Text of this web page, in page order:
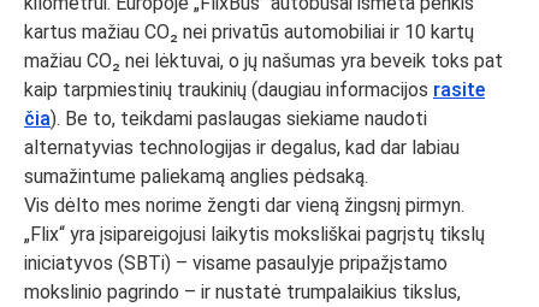
kartus mažiau CO₂ nei privatūs automobiliai ir 10 kartų
mažiau CO₂ nei lėktuvai, o jų našumas yra beveik toks pat
kaip tarpmiestinių traukinių (daugiau informacijos rasite
čia). Be to, teikdami paslaugas siekiame naudoti
alternatyvias technologijas ir degalus, kad dar labiau
sumažintume paliekamą anglies pėdsaką.
Vis dėlto mes norime žengti dar vieną žingsnį pirmyn.
„Flix“ yra įsipareigojusi laikytis moksliškai pagrįstų tikslų
iniciatyvos (SBTi) – visame pasaulyje pripažįstamo
mokslinio pagrindo – ir nustatė trumpalaikius tikslus,